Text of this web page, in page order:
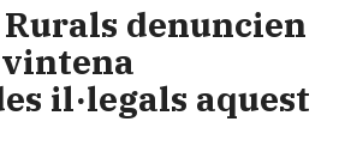
denuncien
il·legals aquest